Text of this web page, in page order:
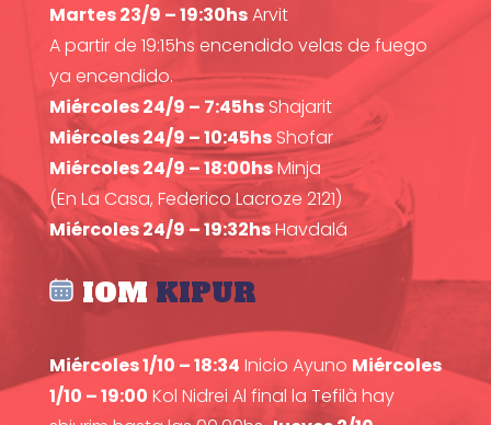
Martes 23/9 – 19:30hsArvit
A partir de 19:15hs encendido velas de fuego
ya encendido.
Miércoles 24/9 – 7:45hsShajarit
Miércoles 24/9 – 10:45hsShofar
Miércoles 24/9 – 18:00hsMinja
(En La Casa, Federico Lacroze 2121)
Miércoles 24/9 – 19:32hsHavdalá
IOM KIPUR
Miércoles 1/10 – 18:34 Inicio Ayuno Miércoles
1/10 – 19:00 Kol Nidrei Al final la Tefilà hay